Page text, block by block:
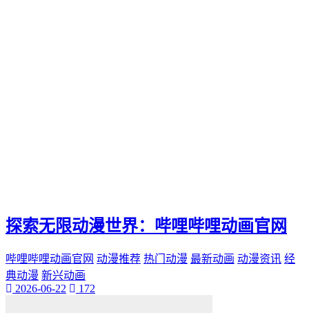
探索无限动漫世界：哔哩哔哩动画官网
哔哩哔哩动画官网 动漫推荐 热门动漫 最新动画 动漫资讯 经
典动漫 新兴动画
2026-06-22
172